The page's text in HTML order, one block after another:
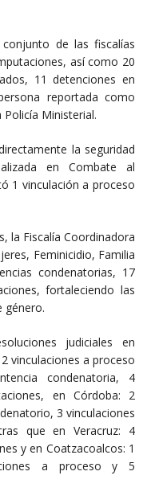
de las fiscalías
así como 20
11 detenciones en
reportada como
Ministerial.
la seguridad
en Combate al
1 vinculación a proceso
la Fiscalía Coordinadora
Feminicidio, Familia
condenatorias, 17
fortaleciendo las
género.
judiciales en
vinculaciones a proceso
condenatoria, 4
en Córdoba: 2
3 vinculaciones
que en Veracruz: 4
y en Coatzacoalcos: 1
a proceso y 5